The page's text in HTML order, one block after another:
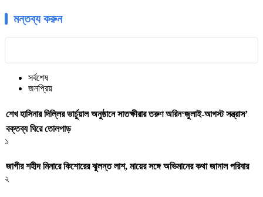
মন্তব্য করুন
সর্বশেষ
জনপ্রিয়
শেখ হাসিনার দিল্লির ভার্চুয়াল অনুষ্ঠানে সাতক্ষীরার তরুণ অরিন‘জুলাই-আগস্ট সন্ত্রাস’
বক্তব্য ঘিরে তোলপাড়
১
জাগীর শহীদ মিনারে কিশোরের ঝুলন্ত লাশ, মায়ের সঙ্গে অভিমানের কথা জানাল পরিবার
২